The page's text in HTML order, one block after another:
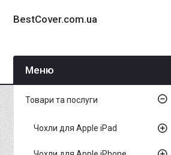
BestCover.com.ua
Товари та послуги
Чохли для Apple iPad